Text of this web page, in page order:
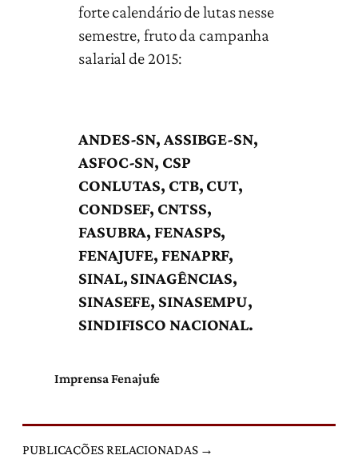
forte calendário de lutas nesse
semestre, fruto da campanha
salarial de 2015:
ANDES-SN, ASSIBGE-SN,
ASFOC-SN, CSP
CONLUTAS, CTB, CUT,
CONDSEF, CNTSS,
FASUBRA,FENASPS,
FENAJUFE, FENAPRF,
SINAL, SINAGÊNCIAS,
SINASEFE, SINASEMPU,
SINDIFISCO NACIONAL.
Imprensa Fenajufe
PUBLICAÇÕES RELACIONADAS →